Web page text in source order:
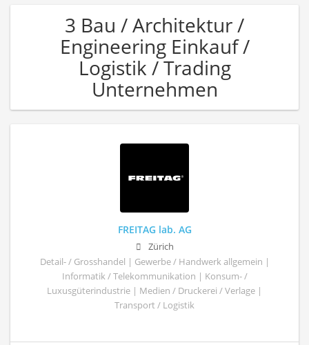
3 Bau / Architektur /
Engineering Einkauf /
Logistik / Trading
Unternehmen
FREITAG lab. AG
Zürich
Detail- / Grosshandel | Gewerbe / Handwerk allgemein |
Informatik / Telekommunikation | Konsum- /
Luxusgüterindustrie | Medien / Druckerei / Verlage |
Transport / Logistik